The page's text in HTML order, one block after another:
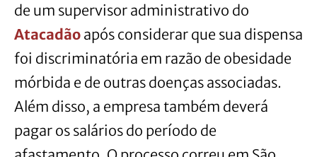
de um supervisor administrativo do
Atacadão após considerar que sua dispensa
foi discriminatória em razão de obesidade
mórbida e de outras doenças associadas.
Além disso, a empresa também deverá
pagar os salários do período de